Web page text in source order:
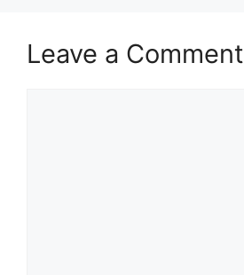
Leave a Comment